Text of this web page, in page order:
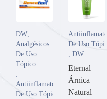
DW
Analgésicos
De Uso
Tópico
Antiinflamatorios
De Uso Tópico
De Uso Tópico
DW
Eternal
Árnica
Natural